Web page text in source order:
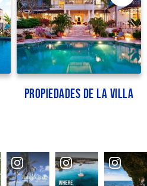
Propiedades de la Villa